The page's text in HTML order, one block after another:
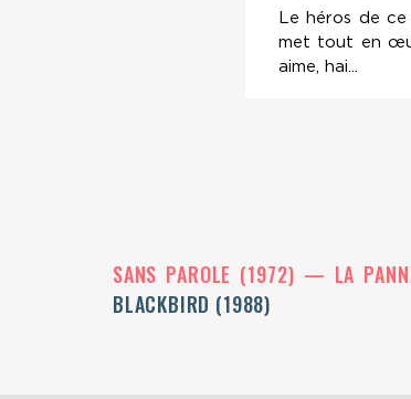
Le héros de
met tout en
aime, hai...
SANS PAROLE (1972) LA
BLACKBIRD (1988)